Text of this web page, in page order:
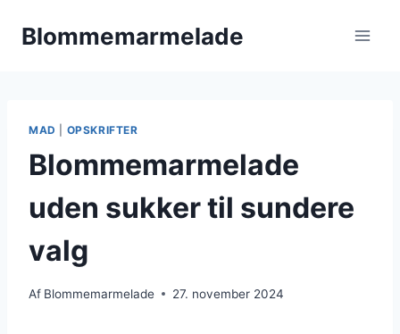
Blommemarmelade
MAD OPSKRIFTER
Blommemarmelade
uden sukker til sundere
valg
Af Blommemarmelade 27. november 2024